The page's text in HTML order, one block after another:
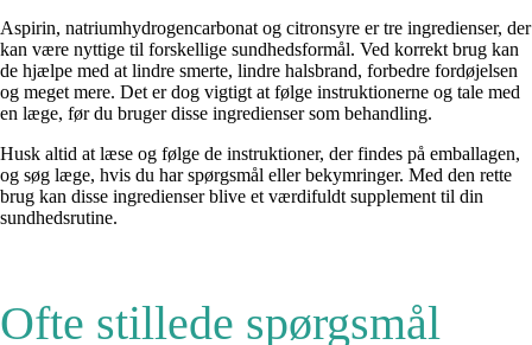
Aspirin, natriumhydrogencarbonat og citronsyre er tre ingredienser, der
kan være nyttige til forskellige sundhedsformål. Ved korrekt brug kan
de hjælpe med at lindre smerte, lindre halsbrand, forbedre fordøjelsen
og meget mere. Det er dog vigtigt at følge instruktionerne og tale med
en læge, før du bruger disse ingredienser som behandling.
Husk altid at læse og følge de instruktioner, der findes på emballagen,
og søg læge, hvis du har spørgsmål eller bekymringer. Med den rette
brug kan disse ingredienser blive et værdifuldt supplement til din
sundhedsrutine.
Ofte stillede spørgsmål